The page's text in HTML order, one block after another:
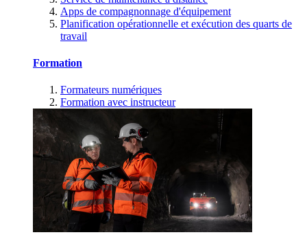
Apps de compagnonnage d'équipement
Planification opérationnelle et exécution des quarts de
travail
Formation
Formateurs numériques
Formation avec instructeur